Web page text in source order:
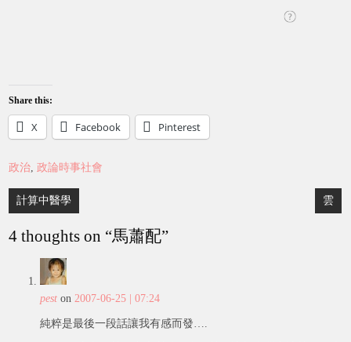
Share this:
X Facebook Pinterest
政治,政論時事社會
Post
navigation
計算中醫學 雲
4 thoughts on “馬蕭配”
pest on2007-06-25 | 07:24
純粹是最後一段話讓我有感而發….